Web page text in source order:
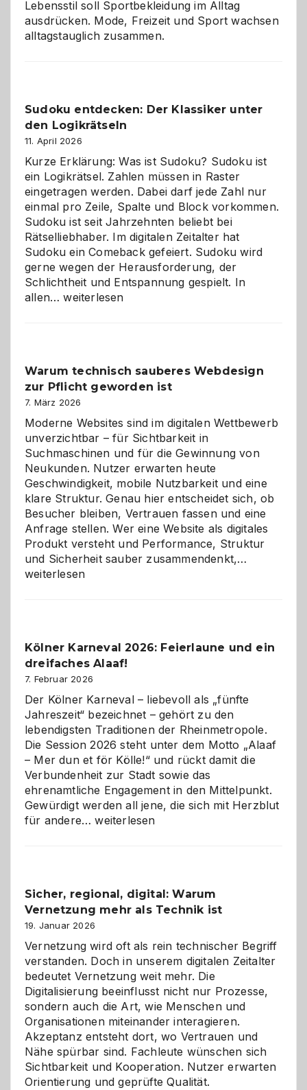
Lebensstil soll Sportbekleidung im Alltag
ausdrücken. Mode, Freizeit und Sport wachsen
alltagstauglich zusammen.
Sudoku entdecken: Der Klassiker unter
den Logikrätseln
11. April 2026
Kurze Erklärung: Was ist Sudoku? Sudoku ist
ein Logikrätsel. Zahlen müssen in Raster
eingetragen werden. Dabei darf jede Zahl nur
einmal pro Zeile, Spalte und Block vorkommen.
Sudoku ist seit Jahrzehnten beliebt bei
Rätselliebhaber. Im digitalen Zeitalter hat
Sudoku ein Comeback gefeiert. Sudoku wird
gerne wegen der Herausforderung, der
Schlichtheit und Entspannung gespielt. In
allen…Sudoku
den
Logikrätseln
weiterlesen
Warum technisch sauberes Webdesign
zur Pflicht geworden ist
7. März 2026
Moderne Websites sind im digitalen Wettbewerb
unverzichtbar – für Sichtbarkeit in
Suchmaschinen und für die Gewinnung von
Neukunden. Nutzer erwarten heute
Geschwindigkeit, mobile Nutzbarkeit und eine
klare Struktur. Genau hier entscheidet sich, ob
Besucher bleiben, Vertrauen fassen und eine
Anfrage stellen. Wer eine Website als digitales
Produkt versteht und Performance, Struktur
und Sicherheit sauber zusammendenkt,…
geworden
weiterlesen
Kölner Karneval 2026: Feierlaune und ein
dreifaches Alaaf!
7. Februar 2026
Der Kölner Karneval – liebevoll als „fünfte
Jahreszeit“ bezeichnet – gehört zu den
lebendigsten Traditionen der Rheinmetropole.
Die Session 2026 steht unter dem Motto „Alaaf
– Mer dun et för Kölle!“ und rückt damit die
Verbundenheit zur Stadt sowie das
ehrenamtliche Engagement in den Mittelpunkt.
Gewürdigt werden all jene, die sich mit Herzblut
für andere…Kölner
ein
dreifaches
Alaaf!
weiterlesen
Sicher, regional, digital: Warum
Vernetzung mehr als Technik ist
19. Januar 2026
Vernetzung wird oft als rein technischer Begriff
verstanden. Doch in unserem digitalen Zeitalter
bedeutet Vernetzung weit mehr. Die
Digitalisierung beeinflusst nicht nur Prozesse,
sondern auch die Art, wie Menschen und
Organisationen miteinander interagieren.
Akzeptanz entsteht dort, wo Vertrauen und
Nähe spürbar sind. Fachleute wünschen sich
Sichtbarkeit und Kooperation. Nutzer erwarten
Orientierung und geprüfte Qualität.